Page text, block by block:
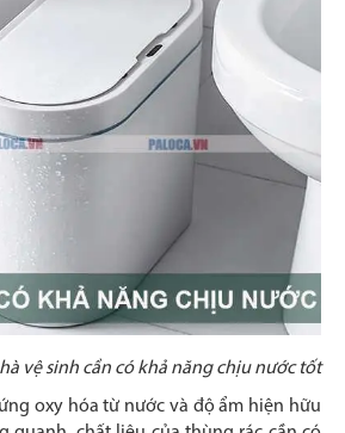
vệ sinh cần có khả năng chịu nước tốt
oxy hóa từ nước và độ ẩm hiện hữu